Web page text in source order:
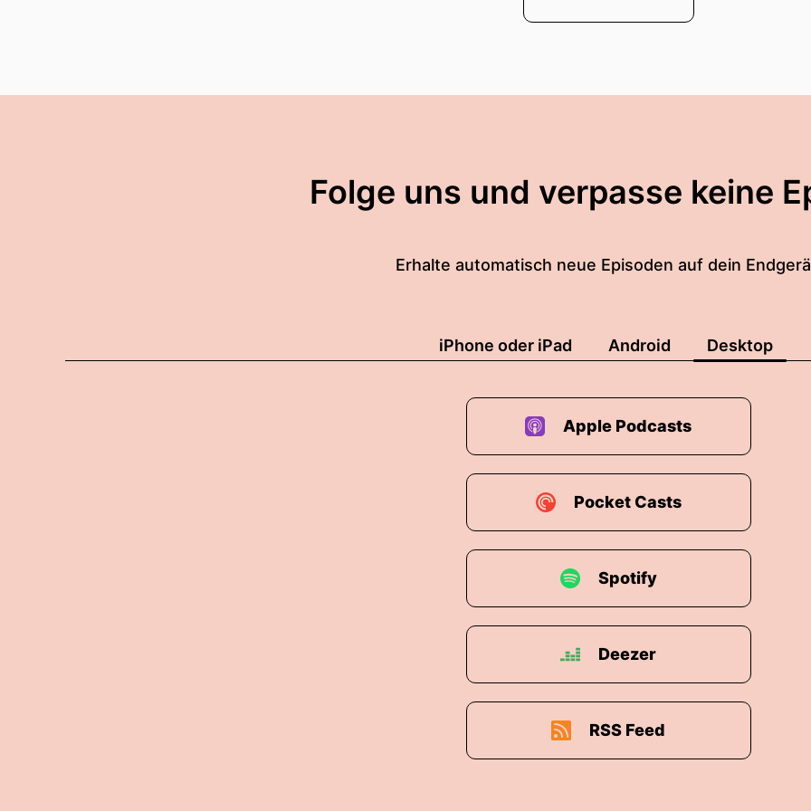
Folge uns und verpasse keine
Erhalte automatisch neue Episoden auf dein
iPhone oder iPad Android Desktop
Apple Podcasts
Pocket Casts
Spotify
Deezer
RSS Feed